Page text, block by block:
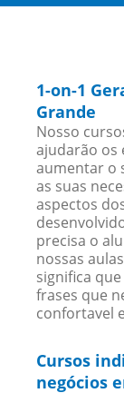
1-on-1
Grande
Nosso
ajudarão os
aumentar o
as suas
aspectos
precisa o
nossas
significa
frases que
confortavel
Cursos
negócios